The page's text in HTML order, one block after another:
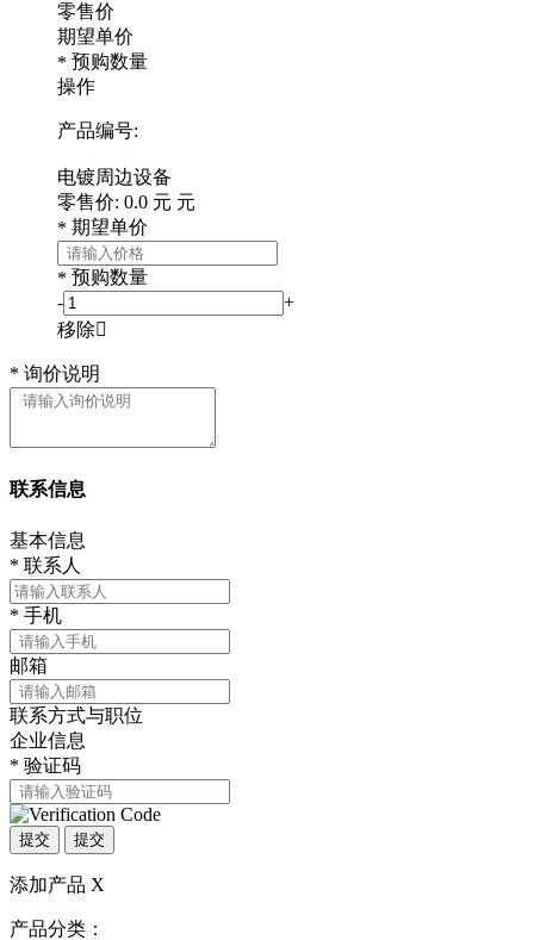
零售价
期望单价
* 预购数量
操作
产品编号:
电镀周边设备
零售价: 0.0 元 元
* 期望单价
* 预购数量
-
+
移除
* 询价说明
联系信息
基本信息
* 联系人
* 手机
邮箱
联系方式与职位
企业信息
* 验证码
提交 提交
添加产品 X
产品分类：